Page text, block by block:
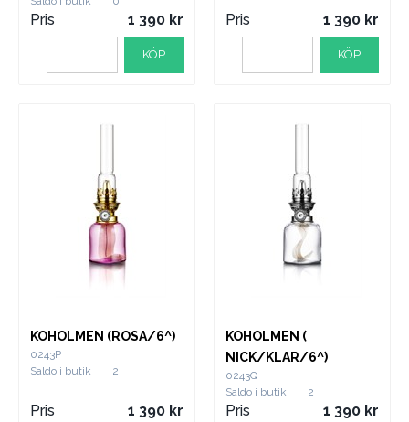
Pris 1 390
KÖP
Pris 1 390
KÖP
KOHOLMEN (ROSA/6^)
0243P
Saldo i butik
2
Pris 1 390
KOHOLMEN (
NICK/KLAR/6^)
0243Q
Saldo i butik
2
Pris 1 390